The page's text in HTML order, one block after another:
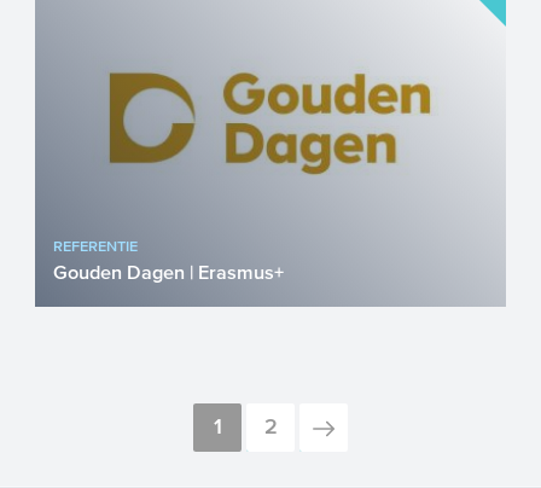
REFERENTIE
Gouden Dagen | Erasmus+
(ES), Deos (SL), Allyo...
1 2